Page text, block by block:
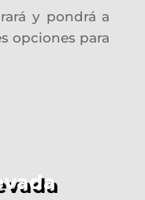
y pondrá a
opciones para